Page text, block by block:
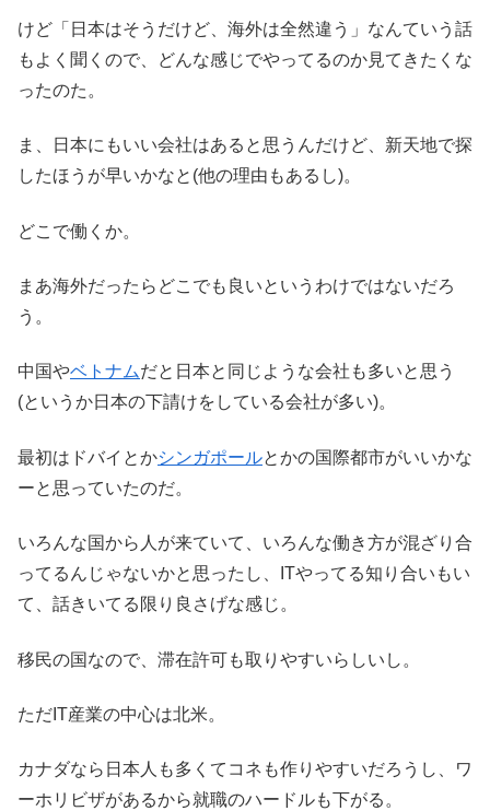
けど「日本はそうだけど、海外は全然違う」なんていう話
もよく聞くので、どんな感じでやってるのか見てきたくな
ったのた。
ま、日本にもいい会社はあると思うんだけど、新天地で探
したほうが早いかなと(他の理由もあるし)。
どこで働くか。
まあ海外だったらどこでも良いというわけではないだろ
う。
中国やベトナムだと日本と同じような会社も多いと思う
(というか日本の下請けをしている会社が多い)。
最初はドバイとかシンガポールとかの国際都市がいいかな
ーと思っていたのだ。
いろんな国から人が来ていて、いろんな働き方が混ざり合
ってるんじゃないかと思ったし、ITやってる知り合いもい
て、話きいてる限り良さげな感じ。
移民の国なので、滞在許可も取りやすいらしいし。
ただIT産業の中心は北米。
カナダなら日本人も多くてコネも作りやすいだろうし、ワ
ーホリビザがあるから就職のハードルも下がる。